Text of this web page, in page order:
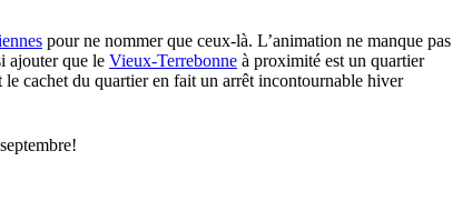
pour ne nommer que ceux-là. L’animation ne manque pas
ajouter que le Vieux-Terrebonne à proximité est un quartier
le cachet du quartier en fait un arrêt incontournable hiver